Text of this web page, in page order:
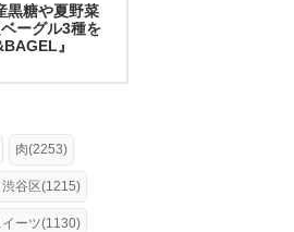
黒糖や夏野菜
ーグル3種を
』
肉(2253)
渋谷区(1215)
イーツ(1130)